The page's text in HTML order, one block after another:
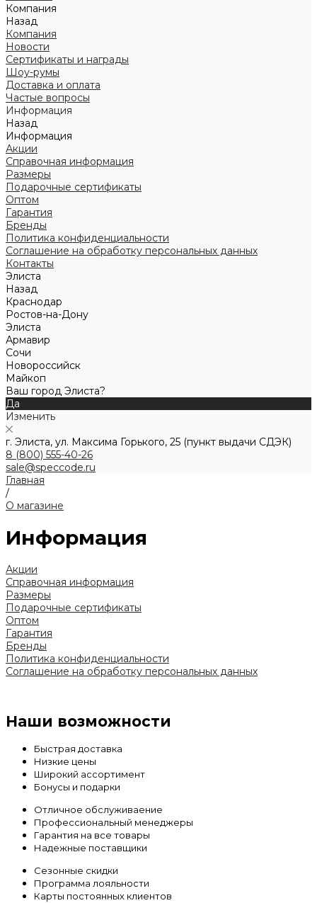
Компания
Назад
Компания
Новости
Сертификаты и награды
Шоу-румы
Доставка и оплата
Частые вопросы
Информация
Назад
Информация
Акции
Справочная информация
Размеры
Подарочные сертификаты
Оптом
Гарантия
Бренды
Политика конфиденциальности
Соглашение на обработку персональных данных
Контакты
Элиста
Назад
Краснодар
Ростов-на-Дону
Элиста
Армавир
Сочи
Новороссийск
Майкоп
Ваш город Элиста?
Да
Изменить
г. Элиста, ул. Максима Горького, 25 (пункт выдачи СДЭК)
8 (800) 555-40-26
sale@speccode.ru
Главная
/
О магазине
Информация
Акции
Справочная информация
Размеры
Подарочные сертификаты
Оптом
Гарантия
Бренды
Политика конфиденциальности
Соглашение на обработку персональных данных
Наши возможности
Быстрая доставка
Низкие цены
Широкий ассортимент
Бонусы и подарки
Отличное обслуживаение
Профессиональный менеджеры
Гарантия на все товары
Надежные поставщики
Сезонные скидки
Программа лояльности
Карты постоянных клиентов